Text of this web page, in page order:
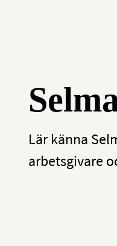
Lär känna
arbetsgivare